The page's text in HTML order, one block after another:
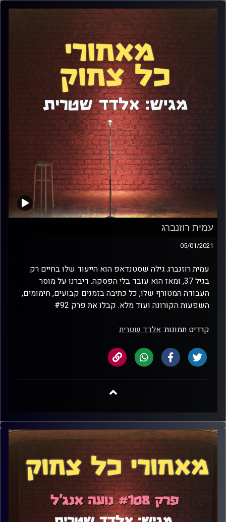
עמית רוזנברג
05/01/2021
עמית רוזנברג גילה שסטנדאפ הוא הייעוד שלו בחיים רק
בגיל 37, ומאז הוא עובד בלי הפסקה. דיברנו על מוסר
העבודה המטורף שלו, כל כתיבה בזמנים קבועים, חימומים,
השפעות הקורונה ועוד מלא. קבלו את פרק #92
קרדיט תמונות:אלדד שטרית